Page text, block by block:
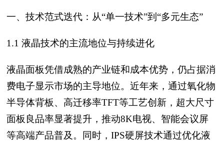
一、技术范式迭代：从“单一技术”到“多元生态”
1.1 液晶技术的主流地位与持续进化
液晶面板凭借成熟的产业链和成本优势，仍占据消
费电子显示市场的主导地位。近年来，通过氧化物
半导体背板、高迁移率TFT等工艺创新，超大尺寸
面板良品率显著提升，推动8K电视、智能会议屏
等高端产品普及。同时，IPS硬屏技术通过优化液